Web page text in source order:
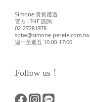
Simone 貴賓禮遇
官方 LINE 諮詢
02-27281978
sptw@simone-perele.com.tw
週一至週五 10:00-17:00
Follow us！